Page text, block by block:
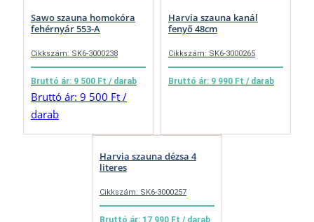
Sawo szauna homokóra
fehérnyár 553-A
Cikkszám: SK6-3000238
Bruttó ár: 9 500 Ft / darab
Bruttó ár: 9 500 Ft /
darab
Harvia szauna kanál
fenyő 48cm
Cikkszám: SK6-3000265
Bruttó ár: 9 990 Ft / darab
Harvia szauna dézsa 4
literes
Cikkszám: SK6-3000257
Bruttó ár: 17 990 Ft / darab